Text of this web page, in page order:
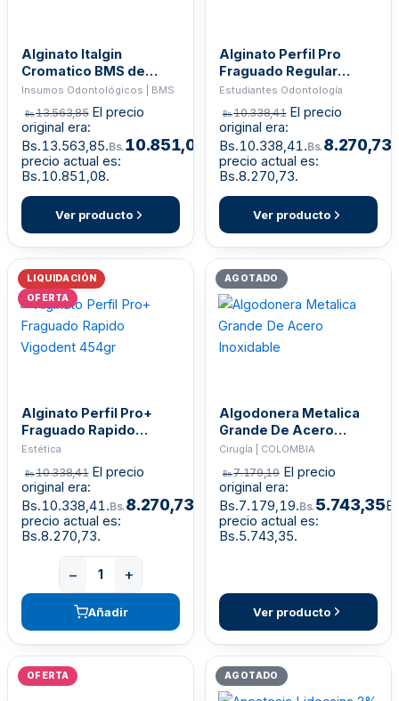
Alginato Italgin
Cromatico BMS de
450gr
Insumos Odontológicos | BMS
Bs.13.563,85 El precio
original era:
Bs.13.563,85.Bs.10.851,08
precio actual es:
Bs.10.851,08.
Ver producto
Alginato Perfil Pro
Fraguado Regular
Vigodent 410gr
Estudiantes Odontología
Bs.10.338,41 El precio
original era:
Bs.10.338,41.Bs.8.270,73
precio actual es:
Bs.8.270,73.
Ver producto
LIQUIDACIÓN
OFERTA
Alginato Perfil Pro+
Fraguado Rapido
Vigodent 454gr
Estética
Bs.10.338,41 El precio
original era:
Bs.10.338,41.Bs.8.270,73
precio actual es:
Bs.8.270,73.
− +
Añadir
AGOTADO
Algodonera Metalica
Grande De Acero
Inoxidable
Cirugía | COLOMBIA
Bs.7.179,19 El precio
original era:
Bs.7.179,19.Bs.5.743,35El
precio actual es:
Bs.5.743,35.
Ver producto
OFERTA AGOTADO